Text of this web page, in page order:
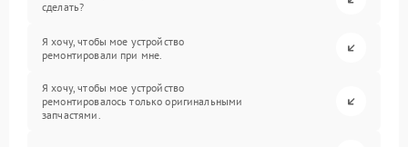
сделать?
Я хочу, чтобы мое устройство
ремонтировали при мне.
Я хочу, чтобы мое устройство
ремонтировалось только оригинальными
запчастями.